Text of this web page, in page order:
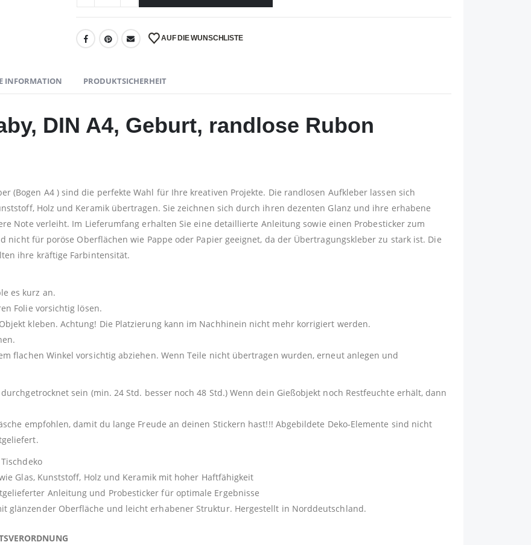
AUF DIE WUNSCHLISTE
INFORMATION PRODUKTSICHERHEIT
DIN A4, Geburt, randlose Rubon
(Bogen A4 ) sind die perfekte Wahl für Ihre kreativen Projekte. Die randlosen Aufkleber lassen sich
Holz und Keramik übertragen. Sie zeichnen sich durch ihren dezenten Glanz und ihre erhabene
Note verleiht. Im Lieferumfang erhalten Sie eine detaillierte Anleitung sowie einen Probesticker zum
nicht für poröse Oberflächen wie Pappe oder Papier geeignet, da der Übertragungskleber zu stark ist. Die
ihre kräftige Farbintensität.
es kurz an.
Folie vorsichtig lösen.
kleben. Achtung! Die Platzierung kann im Nachhinein nicht mehr korrigiert werden.
flachen Winkel vorsichtig abziehen. Wenn Teile nicht übertragen wurden, erneut anlegen und
sein (min. 24 Std. besser noch 48 Std.) Wenn dein Gießobjekt noch Restfeuchte erhält, dann
empfohlen, damit du lange Freude an deinen Stickern hast!!! Abgebildete Deko-Elemente sind nicht
Glas, Kunststoff, Holz und Keramik mit hoher Haftfähigkeit
Anleitung und Probesticker für optimale Ergebnisse
glänzender Oberfläche und leicht erhabener Struktur. Hergestellt in Norddeutschland.